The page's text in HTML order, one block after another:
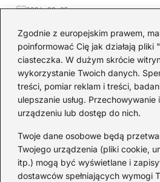
Zgodnie z europejskim prawem,
poinformować Cię jak działają pliki
ciasteczka. W dużym skrócie
wykorzystanie Twoich danych.
treści, pomiar reklam i treści,
ulepszanie usług. Przechowywanie
urządzeniu lub dostęp do nich.
Twoje dane osobowe będą
Twojego urządzenia (pliki cookie,
itp.) mogą być wyświetlane i
dostawców spełniających wymogi
2026-08-05